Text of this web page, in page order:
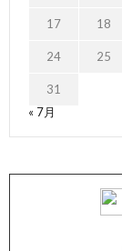
17 18
24 25
31
« 7月